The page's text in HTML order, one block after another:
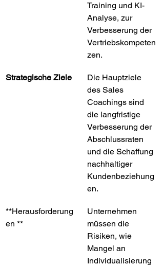
Training und KI-
Analyse, zur
Verbesserung der
Vertriebskompeten
zen.
Strategische Ziele
Die Hauptziele
des Sales
Coachings sind
die langfristige
Verbesserung der
Abschlussraten
und die Schaffung
nachhaltiger
Kundenbeziehung
en.
**Herausforderung
en **
Unternehmen
müssen die
Risiken, wie
Mangel an
Individualisierung